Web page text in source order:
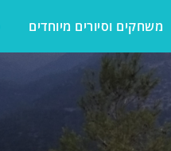
משחקים וסיורים מיוחדים